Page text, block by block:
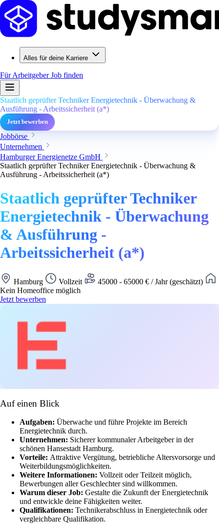
Alles für deine Karriere
Für ArbeitgeberJob finden
Staatlich geprüfter Techniker Energietechnik - Überwachung &
Ausführung - Arbeitssicherheit (a*)
Jetzt bewerben
Jobbörse
Unternehmen
Hamburger Energienetze GmbH
Staatlich geprüfter Techniker Energietechnik - Überwachung &
Ausführung - Arbeitssicherheit (a*)
Staatlich geprüfter Techniker
Energietechnik - Überwachung
& Ausführung -
Arbeitssicherheit (a*)
Hamburg Vollzeit
45000 - 65000 € / Jahr (geschätzt)
Kein Homeoffice möglich
Jetzt bewerben
Auf einen Blick
Aufgaben: Überwache und führe Projekte im Bereich
Energietechnik durch.
Unternehmen: Sicherer kommunaler Arbeitgeber in der
schönen Hansestadt Hamburg.
Vorteile: Attraktive Vergütung, betriebliche Altersvorsorge und
Weiterbildungsmöglichkeiten.
Weitere Informationen: Vollzeit oder Teilzeit möglich,
Bewerbungen aller Geschlechter sind willkommen.
Warum dieser Job: Gestalte die Zukunft der Energietechnik
und entwickle deine Fähigkeiten weiter.
Qualifikationen: Technikerabschluss in Energietechnik oder
vergleichbare Qualifikation.